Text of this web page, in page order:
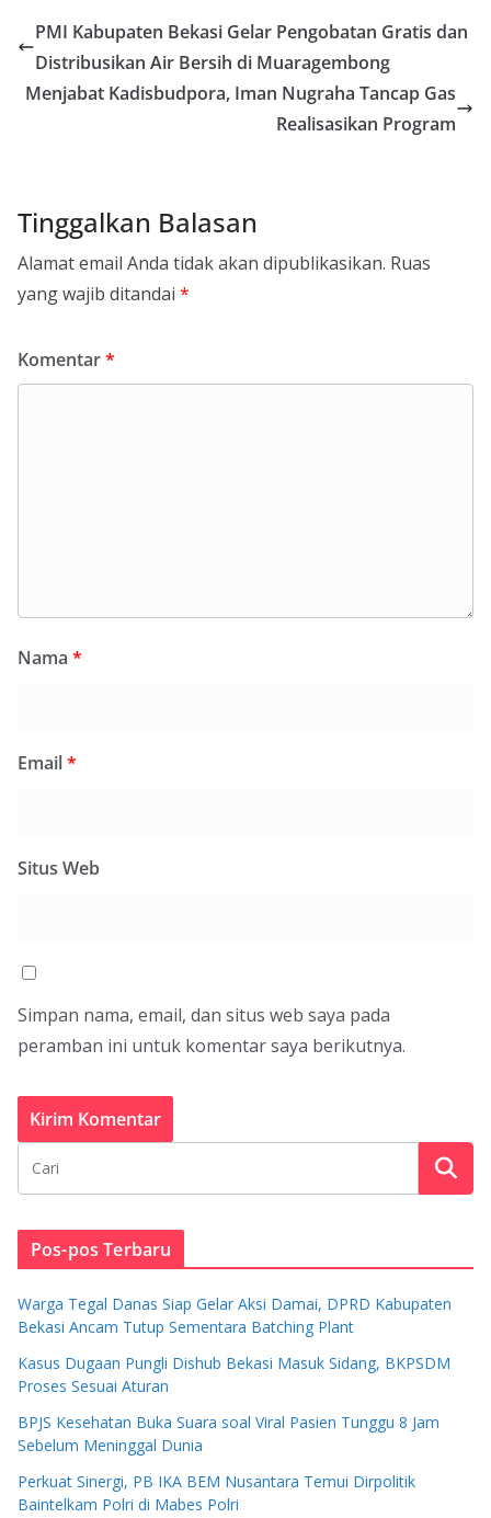
PMI Kabupaten Bekasi Gelar Pengobatan Gratis dan
Distribusikan Air Bersih di Muaragembong
Menjabat Kadisbudpora, Iman Nugraha Tancap Gas
Realisasikan Program
Tinggalkan Balasan
Alamat email Anda tidak akan dipublikasikan. Ruas
yang wajib ditandai *
Komentar*
Nama *
Email*
Situs Web
Simpan nama, email, dan situs web saya pada
peramban ini untuk komentar saya berikutnya.
Pos-pos Terbaru
Warga Tegal Danas Siap Gelar Aksi Damai, DPRD Kabupaten
Bekasi Ancam Tutup Sementara Batching Plant
Kasus Dugaan Pungli Dishub Bekasi Masuk Sidang, BKPSDM
Proses Sesuai Aturan
BPJS Kesehatan Buka Suara soal Viral Pasien Tunggu 8 Jam
Sebelum Meninggal Dunia
Perkuat Sinergi, PB IKA BEM Nusantara Temui Dirpolitik
Baintelkam Polri di Mabes Polri